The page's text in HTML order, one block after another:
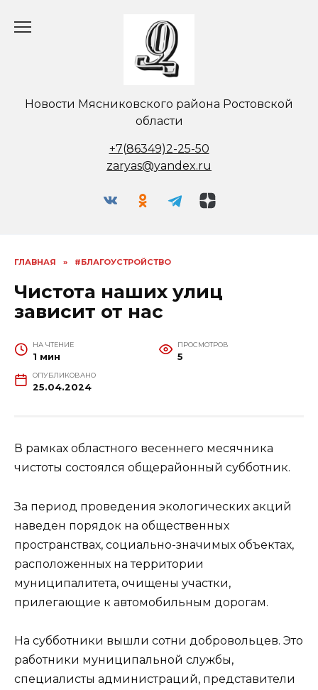
Новости Мясниковского района Ростовской
области
+7(86349)2-25-50
zaryas@yandex.ru
ГЛАВНАЯ » #БЛАГОУСТРОЙСТВО
Чистота наших улиц
зависит от нас
НА ЧТЕНИЕ
1 мин
ПРОСМОТРОВ
5
ОПУБЛИКОВАНО
25.04.2024
В рамках областного весеннего месячника
чистоты состоялся общерайонный субботник.
За период проведения экологических акций
наведен порядок на общественных
пространствах, социально-значимых объектах,
расположенных на территории
муниципалитета, очищены участки,
прилегающие к автомобильным дорогам.
На субботники вышли сотни добровольцев. Это
работники муниципальной службы,
специалисты администраций, представители